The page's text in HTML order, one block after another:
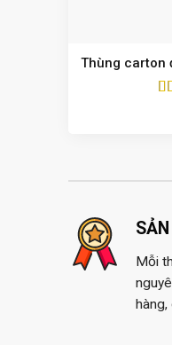
Thùng carton
Mỗi